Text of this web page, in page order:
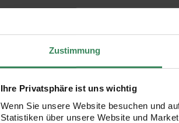
Zustimmung
Ihre Privatsphäre ist uns wichtig
Wenn Sie unsere Website besuchen und
Statistiken über unsere Website und